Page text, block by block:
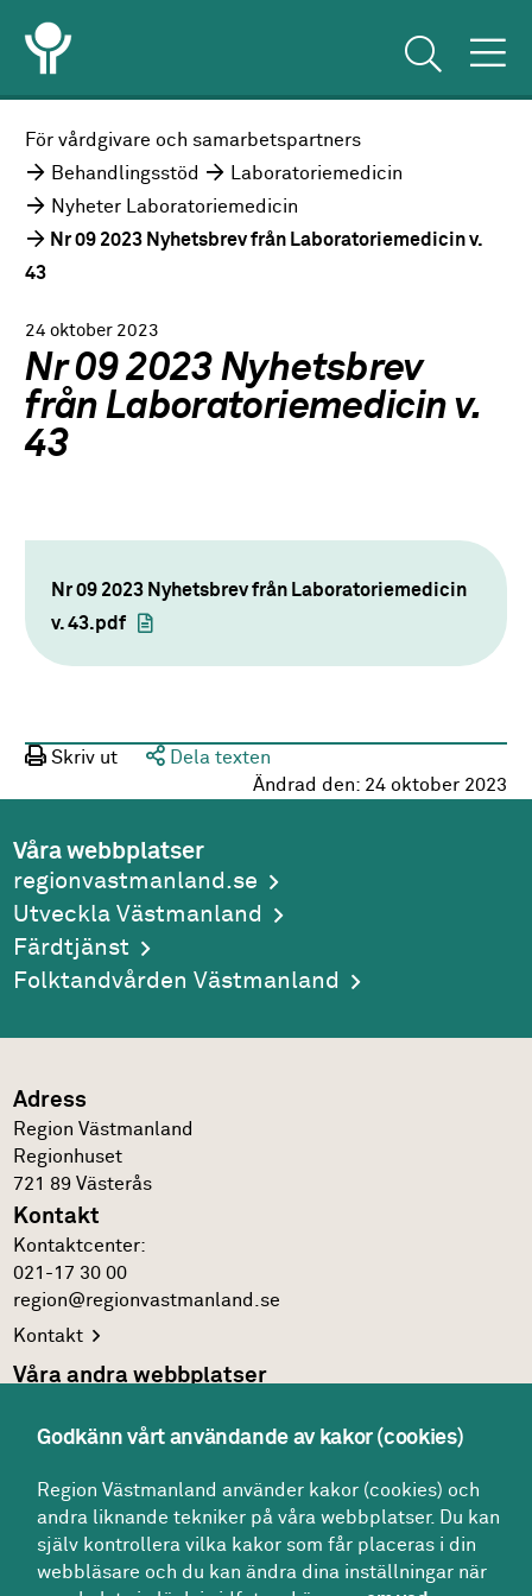
För vårdgivare och samarbetspartners
Behandlingsstöd
Laboratoriemedicin
Nyheter Laboratoriemedicin
Nr 09 2023 Nyhetsbrev från Laboratoriemedicin v.
43
24 oktober 2023
Nr 09 2023 Nyhetsbrev
från Laboratoriemedicin v.
43
Nr 09 2023 Nyhetsbrev från Laboratoriemedicin
v. 43.pdf
Skriv ut
Dela texten
Ändrad den: 24 oktober 2023
Våra webbplatser
regionvastmanland.se
Utveckla Västmanland
Färdtjänst
Folktandvården Västmanland
Adress
Region Västmanland
Regionhuset
721 89 Västerås
Kontakt
Kontakt­center:
021-17 30 00
region@regionvastmanland.se
Kontakt
Våra andra webbplatser
Region Västmanlands intranät
Följ oss
Facebook
LinkedIn
Godkänn vårt användande av kakor (cookies)
Region Västmanland använder kakor (cookies) och
andra liknande tekniker på våra webbplatser. Du kan
själv kontrollera vilka kakor som får placeras i din
webbläsare och du kan ändra dina inställningar när